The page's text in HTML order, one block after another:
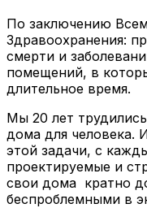
По заключению
Здравоохранения:
смерти и
помещений, в
длительное время.
Мы 20 лет
дома для
этой задачи, с
проектируемые и
свои дома кратно
беспроблемными в